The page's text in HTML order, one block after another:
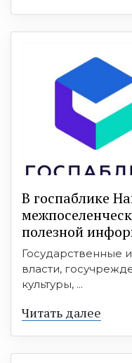
В госпаблике
полезной
Государственные
власти,
культуры, ...
Читать далее